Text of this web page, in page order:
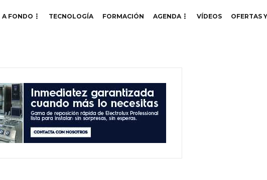
A FONDO TECNOLOGÍA FORMACIÓN AGENDA VÍDEOS OFERTAS